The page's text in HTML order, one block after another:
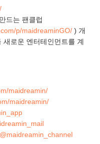
드는 팬클럽
p/maidreaminGO/ ) 개
로운 엔터테인먼트를 계
maidreamin/
maidreamin/